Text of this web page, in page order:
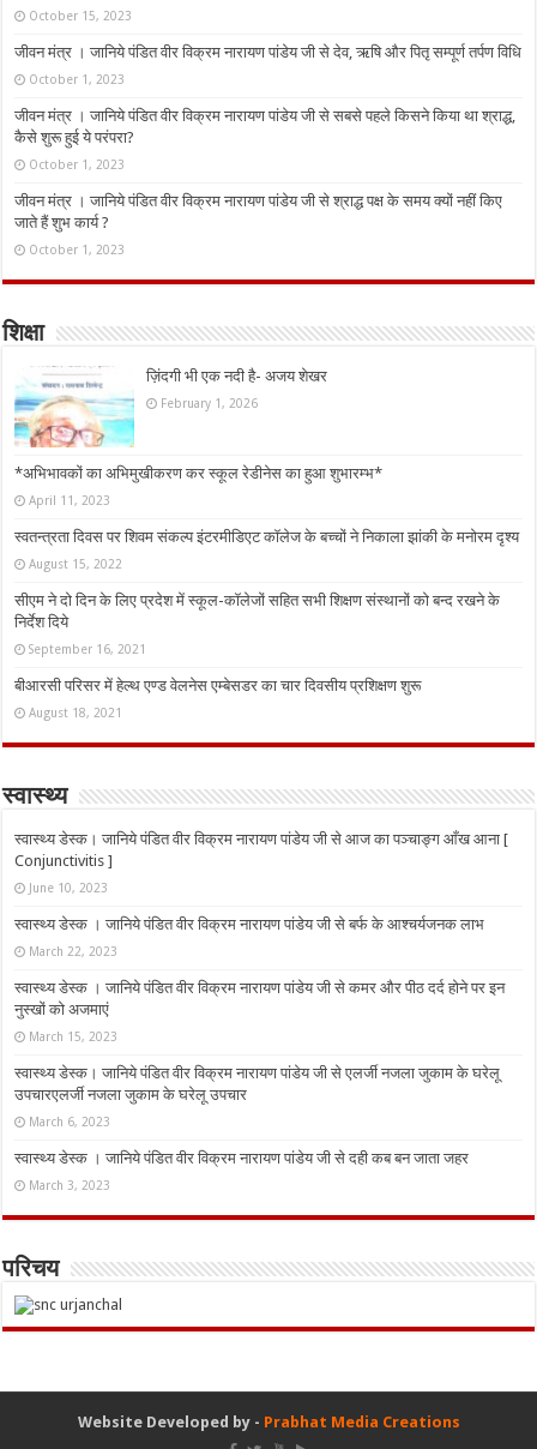
October 15, 2023
जीवन मंत्र । जानिये पंडित वीर विक्रम नारायण पांडेय जी से देव, ऋषि और पितृ सम्पूर्ण तर्पण विधि
October 1, 2023
जीवन मंत्र । जानिये पंडित वीर विक्रम नारायण पांडेय जी से सबसे पहले किसने किया था श्राद्ध,
कैसे शुरू हुई ये परंपरा?
October 1, 2023
जीवन मंत्र । जानिये पंडित वीर विक्रम नारायण पांडेय जी से श्राद्ध पक्ष के समय क्यों नहीं किए
जाते हैं शुभ कार्य ?
October 1, 2023
शिक्षा
ज़िंदगी भी एक नदी है- अजय शेखर
February 1, 2026
*अभिभावकों का अभिमुखीकरण कर स्कूल रेडीनेस का हुआ शुभारम्भ*
April 11, 2023
स्वतन्त्रता दिवस पर शिवम संकल्प इंटरमीडिएट कॉलेज के बच्चों ने निकाला झांकी के मनोरम दृश्य
August 15, 2022
सीएम ने दो दिन के लिए प्रदेश में स्कूल-कॉलेजों सहित सभी शिक्षण संस्थानों को बन्द रखने के
निर्देश दिये
September 16, 2021
बीआरसी परिसर में हेल्थ एण्ड वेलनेस एम्बेसडर का चार दिवसीय प्रशिक्षण शुरू
August 18, 2021
स्वास्थ्य
स्वास्थ्य डेस्क। जानिये पंडित वीर विक्रम नारायण पांडेय जी से आज का पञ्चाङ्ग आँख आना [
Conjunctivitis ]
June 10, 2023
स्वास्थ्य डेस्क । जानिये पंडित वीर विक्रम नारायण पांडेय जी से बर्फ के आश्चर्यजनक लाभ
March 22, 2023
स्वास्थ्य डेस्क । जानिये पंडित वीर विक्रम नारायण पांडेय जी से कमर और पीठ दर्द होने पर इन
नुस्‍खों को अजमाएं
March 15, 2023
स्वास्थ्य डेस्क। जानिये पंडित वीर विक्रम नारायण पांडेय जी से एलर्जी नजला जुकाम के घरेलू
उपचारएलर्जी नजला जुकाम के घरेलू उपचार
March 6, 2023
स्वास्थ्य डेस्क । जानिये पंडित वीर विक्रम नारायण पांडेय जी से दही कब बन जाता जहर
March 3, 2023
परिचय
Website Developed by - Prabhat Media Creations